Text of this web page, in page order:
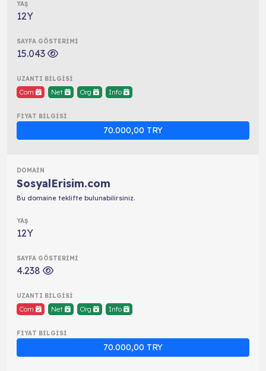
12Y
15.043
Com Net Org Info
70.000,00 TRY
SosyalErisim.com
Bu domaine teklifte bulunabilirsiniz.
12Y
4.238
Com Net Org Info
70.000,00 TRY